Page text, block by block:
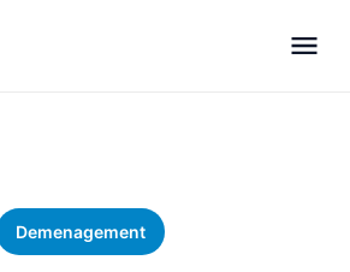
Demenagement